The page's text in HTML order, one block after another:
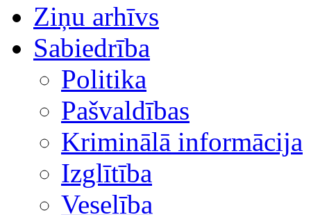
Ziņu arhīvs
Sabiedrība
Politika
Pašvaldības
Kriminālā informācija
Izglītība
Veselība